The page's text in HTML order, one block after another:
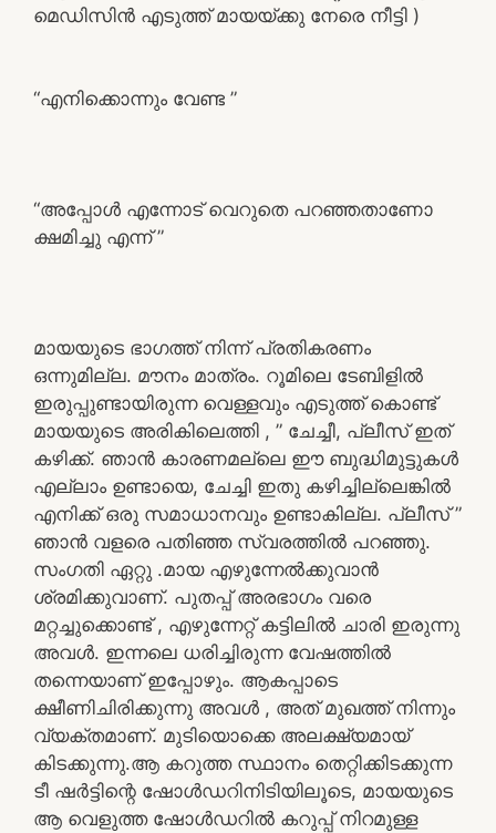
മെഡിസിൻ എടുത്ത് മായയ്ക്കു നേരെ നീട്ടി )
“എനിക്കൊന്നും വേണ്ട ”
“അപ്പോൾ എന്നോട് വെറുതെ പറഞ്ഞതാണോ
ക്ഷമിച്ചു എന്ന് ”
മായയുടെ ഭാഗത്ത് നിന്ന് പ്രതികരണം
ഒന്നുമില്ല. മൗനം മാത്രം. റൂമിലെ ടേബിളിൽ
ഇരുപ്പുണ്ടായിരുന്ന വെള്ളവും എടുത്ത് കൊണ്ട്
മായയുടെ അരികിലെത്തി , ” ചേച്ചീ, പ്ലീസ് ഇത്
കഴിക്ക്. ഞാൻ കാരണമല്ലെ ഈ ബുദ്ധിമുട്ടുകൾ
എല്ലാം ഉണ്ടായെ, ചേച്ചി ഇതു കഴിച്ചില്ലെങ്കിൽ
എനിക്ക് ഒരു സമാധാനവും ഉണ്ടാകില്ല. പ്ലീസ് ”
ഞാൻ വളരെ പതിഞ്ഞ സ്വരത്തിൽ പറഞ്ഞു.
സംഗതി ഏറ്റു .മായ എഴുന്നേൽക്കുവാൻ
ശ്രമിക്കുവാണ്. പുതപ്പ് അരഭാഗം വരെ
മറ്റച്ചുക്കൊണ്ട് , എഴുന്നേറ്റ് കട്ടിലിൽ ചാരി ഇരുന്നു
അവൾ. ഇന്നലെ ധരിച്ചിരുന്ന വേഷത്തിൽ
തന്നെയാണ് ഇപ്പോഴും. ആകപ്പാടെ
ക്ഷീണിചിരിക്കുന്നു അവൾ , അത് മുഖത്ത് നിന്നും
വ്യക്തമാണ്. മുടിയൊക്കെ അലക്ഷ്യമായ്
കിടക്കുന്നു.ആ കറുത്ത സ്ഥാനം തെറ്റിക്കിടക്കുന്ന
ടീ ഷർട്ടിന്റെ ഷോൾഡറിനിടിയിലൂടെ, മായയുടെ
ആ വെളുത്ത ഷോൾഡറിൽ കറുപ്പ് നിറമുള്ള